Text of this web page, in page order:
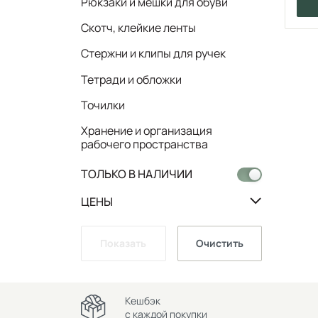
Скотч, клейкие ленты
Стержни и клипы для ручек
Тетради и обложки
Точилки
Хранение и организация
рабочего пространства
ТОЛЬКО В НАЛИЧИИ
ЦЕНЫ
Очистить
Кешбэк
с каждой покупки